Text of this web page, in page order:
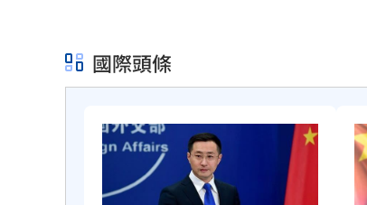
國際頭條